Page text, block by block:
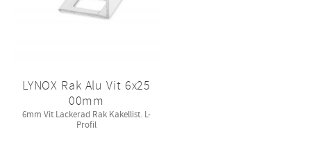
LYNOX Rak Alu Vit 6x25
00mm
6mm Vit Lackerad Rak Kakellist. L-
Profil